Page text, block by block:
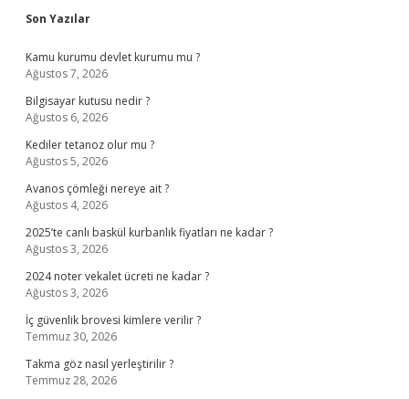
Sidebar
Son Yazılar
Kamu kurumu devlet kurumu mu ?
Ağustos 7, 2026
Bilgisayar kutusu nedir ?
Ağustos 6, 2026
Kediler tetanoz olur mu ?
Ağustos 5, 2026
Avanos çömleği nereye ait ?
Ağustos 4, 2026
2025’te canlı baskül kurbanlık fiyatları ne kadar ?
Ağustos 3, 2026
2024 noter vekalet ücreti ne kadar ?
Ağustos 3, 2026
İç güvenlik brovesi kimlere verilir ?
Temmuz 30, 2026
Takma göz nasıl yerleştirilir ?
Temmuz 28, 2026